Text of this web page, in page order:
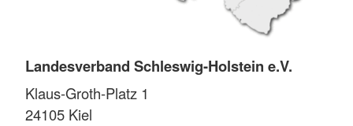
Landesverband Schleswig-Holstein e.V.
Klaus-Groth-Platz 1
24105 Kiel